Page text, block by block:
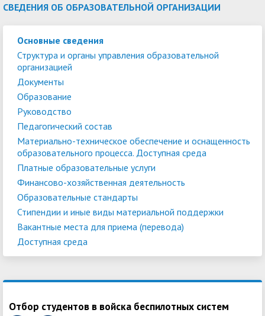
СВЕДЕНИЯ ОБ ОБРАЗОВАТЕЛЬНОЙ ОРГАНИЗАЦИИ
Основные сведения
Структура и органы управления образовательной
организацией
Документы
Образование
Руководство
Педагогический состав
Материально-техническое обеспечение и оснащенность
образовательного процесса. Доступная среда
Платные образовательные услуги
Финансово-хозяйственная деятельность
Образовательные стандарты
Стипендии и иные виды материальной поддержки
Вакантные места для приема (перевода)
Доступная среда
Отбор студентов в войска беспилотных систем